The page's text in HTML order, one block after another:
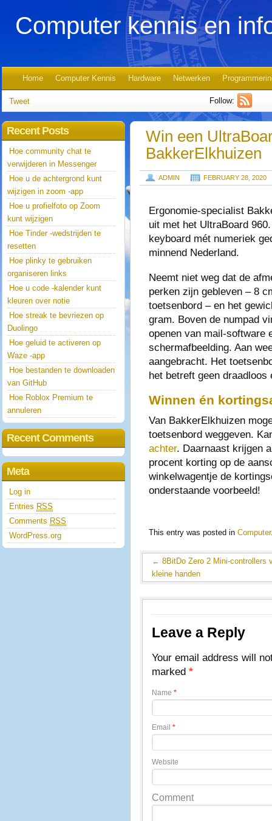
Computer kennis en
Home Computer Kennis Hardware Netwerken
Tweet Follow:
Win een
BakkerElkhuizen
ADMIN FEBRUARY 28, 2020
Ergonomie-specialist
uit met het UltraBoard
keyboard mét numeriek
minnend Nederland.
Neemt niet weg dat de
perken zijn gebleven – 8
toetsenbord – en het
gram. Boven de numpad
openen van mail-software
schermafbeelding. Aan
aangebracht. Het
het betreft geen draadloos
Winnen én
Van BakkerElkhuizen
toetsenbord weggeven.
achter. Daarnaast krijgen
procent korting op de
winkelwagentje de
onderstaande voorbeeld!
This entry was posted inComputer
← 8BitDo Zero 2 Mini-controllers
kleine handen
Leave a Reply
Your email address will
marked*
Name*
Email*
Website
Comment
Recent Posts
Hoe community chat te
verwijderen in Messenger
Hoe u de achtergrond kunt
wijzigen in zoom -app
Hoe u profielfoto op Zoom
kunt wijzigen
Hoe Tinder -wedstrijden te
resetten
Hoe plinky te gebruiken
organiseren links
Hoe u code -kalender kunt
kleuren over notie
Hoe streak te bevriezen op
Duolingo
Hoe geluid te activeren op
Waze -app
Hoe bestanden te downloaden
van GitHub
Hoe Roblox Premium te
annuleren
Recent Comments
Meta
Log in
Entries RSS
Comments RSS
WordPress.org